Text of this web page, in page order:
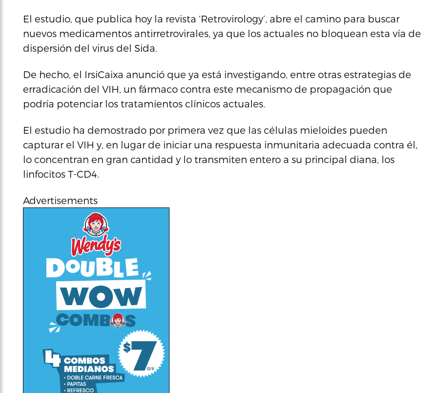
El estudio, que publica hoy la revista ‘Retrovirology’, abre el camino para buscar
nuevos medicamentos antirretrovirales, ya que los actuales no bloquean esta vía de
dispersión del virus del Sida.
De hecho, el IrsiCaixa anunció que ya está investigando, entre otras estrategias de
erradicación del VIH, un fármaco contra este mecanismo de propagación que
podría potenciar los tratamientos clínicos actuales.
El estudio ha demostrado por primera vez que las células mieloides pueden
capturar el VIH y, en lugar de iniciar una respuesta inmunitaria adecuada contra él,
lo concentran en gran cantidad y lo transmiten entero a su principal diana, los
linfocitos T-CD4.
Advertisements